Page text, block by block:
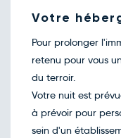
Votre
Pour prolonger
retenu pour vous
du terroir.
Votre nuit est
à prévoir pour
sein d'un